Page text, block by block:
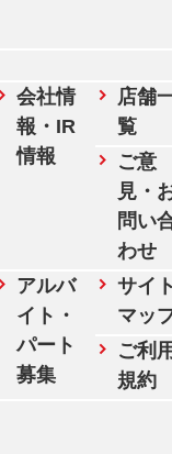
会社情
報・IR
情報
店舗
覧
ご意
見・
問い
わせ
アルバ
イト・
パート
募集
サイ
マッ
ご利
規約